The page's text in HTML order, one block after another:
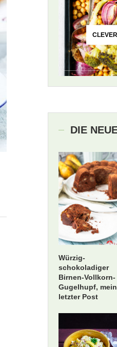
DIE
Würzig-
schokoladiger
Birnen-Vollkorn-
Gugelhupf, mein
letzter Post